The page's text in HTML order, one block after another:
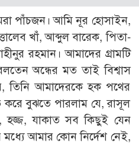
পাঁচজন। আমি নূর হোসাইন,
খাঁ, আব্দুল বারেক, পিতা-
রহমান। আমাদের গ্রামটি
অন্ধের মত তাই বিশ্বাস
তিনি আমাদেরকে হক পথের
করে বুঝতে পারলাম যে, রাসূল
হজ্জ, যাকাত সব কিছুই যেন
আমার কোন নির্দেশ নেই,